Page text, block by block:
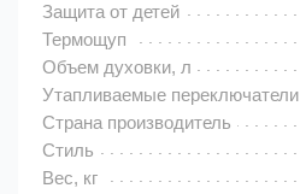
Защита от детей
Термощуп
Объем духовки, л
Утапливаемые переключатели
Страна производитель
Стиль
Вес, кг